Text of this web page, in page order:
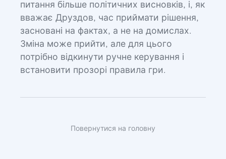
питання більше політичних висновків, і, як
вважає Друздов, час приймати рішення,
засновані на фактах, а не на домислах.
Зміна може прийти, але для цього
потрібно відкинути ручне керування і
встановити прозорі правила гри.
Повернутися на головну